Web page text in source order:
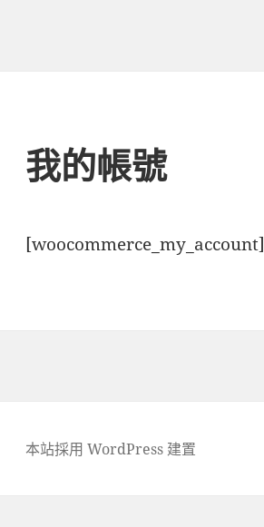
我的帳號
[woocommerce_my_account]
本站採用 WordPress 建置